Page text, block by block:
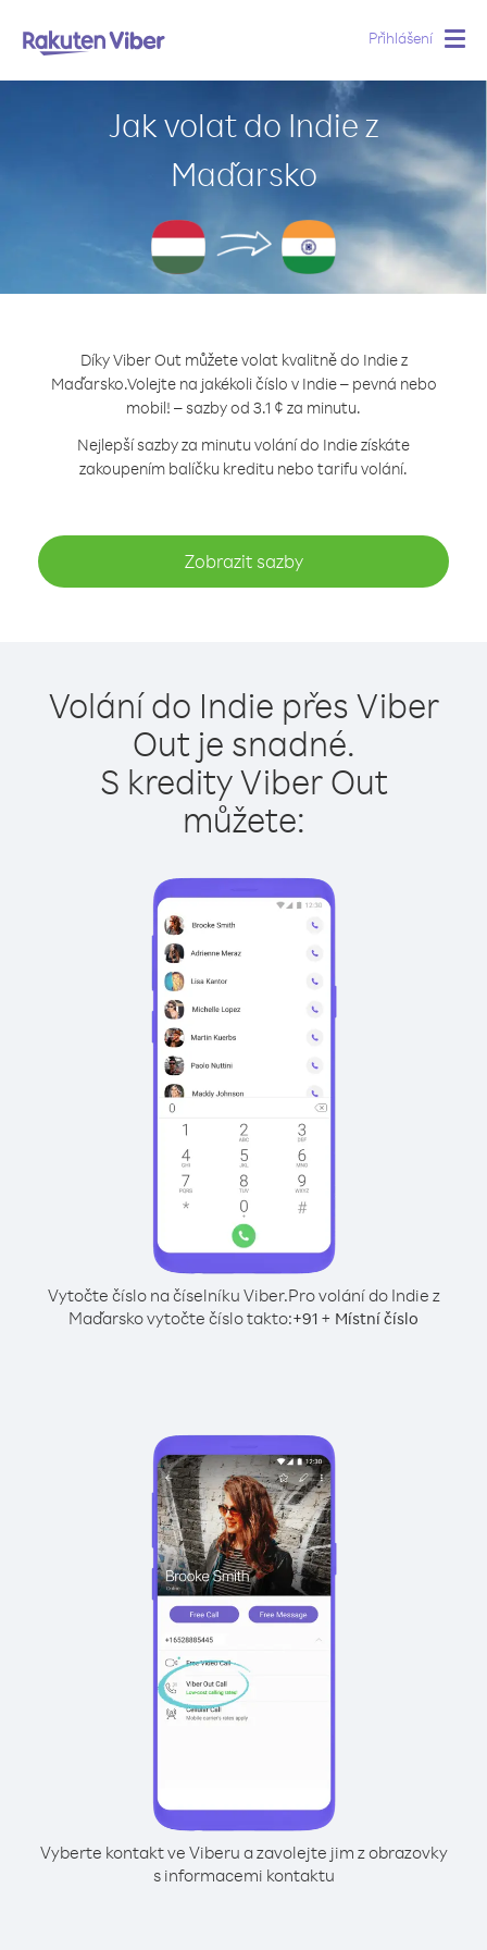
Přihlášení
Jak volat do Indie z
Maďarsko
Díky Viber Out můžete volat kvalitně do Indie z
Maďarsko.Volejte na jakékoli číslo v Indie – pevná nebo
mobil! – sazby od 3.1 ¢ za minutu.
Nejlepší sazby za minutu volání do Indie získáte
zakoupením balíčku kreditu nebo tarifu volání.
Zobrazit sazby
Volání do Indie přes Viber
Out je snadné.
S kredity Viber Out
můžete:
Vytočte číslo na číselníku Viber.Pro volání do Indie z
Maďarsko vytočte číslo takto:+91 + Místní číslo
Vyberte kontakt ve Viberu a zavolejte jim z obrazovky
s informacemi kontaktu